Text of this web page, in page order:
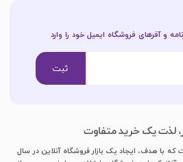
لذت یک خرید متفاوت
با هدف، ایجاد یک بازار فروشگاه آنلاین در سال
و آفرهای فروشگاه ایمیل خود را وارد
ثبت